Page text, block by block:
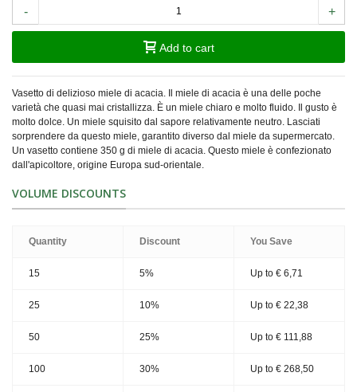
- +
Add to cart
Vasetto di delizioso miele di acacia. Il miele di acacia è una delle poche
varietà che quasi mai cristallizza. È un miele chiaro e molto fluido. Il gusto è
molto dolce. Un miele squisito dal sapore relativamente neutro. Lasciati
sorprendere da questo miele, garantito diverso dal miele da supermercato.
Un vasetto contiene 350 g di miele di acacia. Questo miele è confezionato
dall'apicoltore, origine Europa sud-orientale.
VOLUME DISCOUNTS
Quantity Discount You Save
15 5% Up to € 6,71
25 10% Up to € 22,38
50 25% Up to € 111,88
100 30% Up to € 268,50